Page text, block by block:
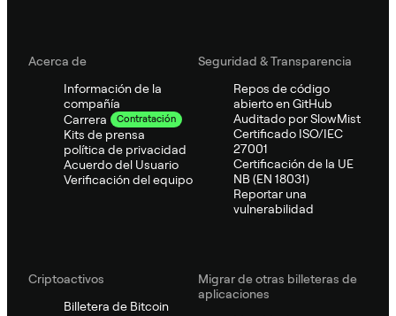
Acerca de
Información de la
compañía
Carrera
Contratación
Kits de prensa
política de privacidad
Acuerdo del Usuario
Verificación del equipo
Seguridad & Transparencia
Repos de código
abierto en GitHub
Auditado por SlowMist
Certificado ISO/IEC
27001
Certificación de la UE
NB (EN 18031)
Reportar una
vulnerabilidad
Criptoactivos
Billetera de Bitcoin
Migrar de otras billeteras de
aplicaciones